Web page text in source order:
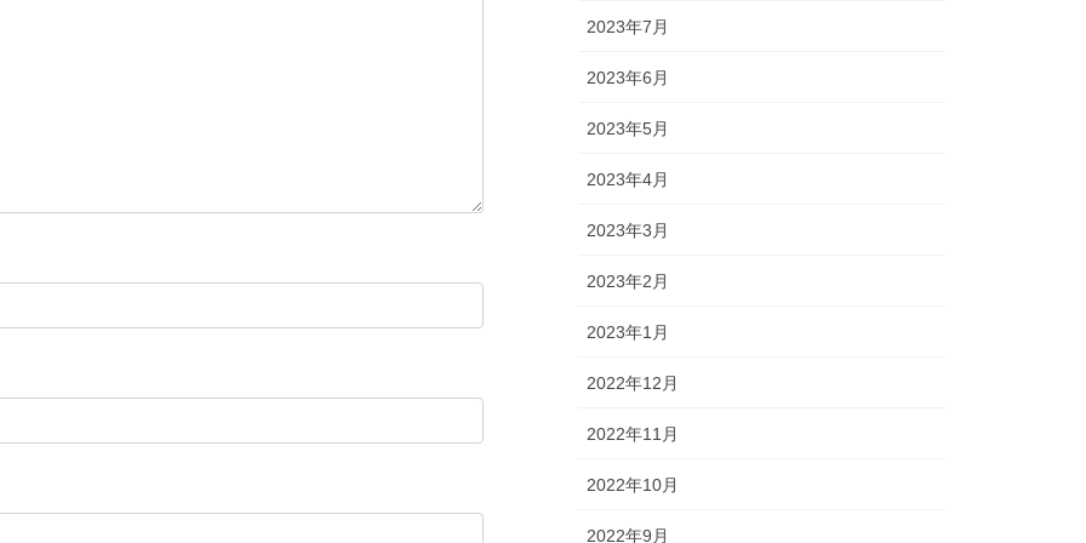
2023年7月
2023年6月
2023年5月
2023年4月
2023年3月
2023年2月
2023年1月
2022年12月
2022年11月
2022年10月
2022年9月